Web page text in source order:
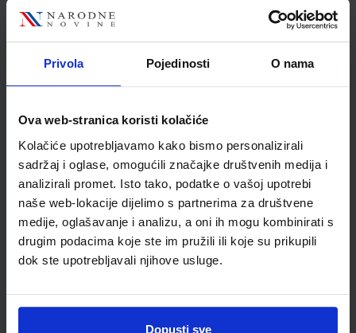
Privola Pojedinosti O nama
Ova web-stranica koristi kolačiće
Kolačiće upotrebljavamo kako bismo personalizirali
sadržaj i oglase, omogućili značajke društvenih medija i
analizirali promet. Isto tako, podatke o vašoj upotrebi
naše web-lokacije dijelimo s partnerima za društvene
medije, oglašavanje i analizu, a oni ih mogu kombinirati s
drugim podacima koje ste im pružili ili koje su prikupili
dok ste upotrebljavali njihove usluge.
Dopusti sve
Nakladnik
PROFIL KLETT d.o.o.
Šikić Ostojić Mikulan
autora
Školski razred
Nastavni predmet
MATEMATIKA PP
Reg br min
7146;7147